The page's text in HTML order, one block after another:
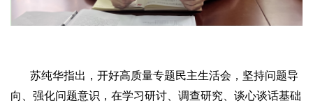
苏纯华指出，开好高质量专题民主生活会，坚持问题导
向、强化问题意识，在学习研讨、调查研究、谈心谈话基础